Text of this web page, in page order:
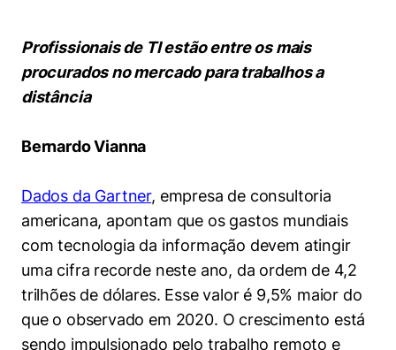
Todas as Engenharias
Engenharia de Computação
Engenharia Mecânica
Engenharia Mecatrônica
Direito
Economia
Finanças
Resolução Eficaz de Problemas
Trabalhe conosco
Sala de Imprensa
Pesquisa na Graduação
Youtube
Instagram
Linkedin
Direito
Áreas de Conhecimento
Prêmios de Excelência
Visite o Insper
Portal da Privacidade
Profissionais de TI estão entre os mais
procurados no mercado para trabalhos a
distância
Bernardo Vianna
Dados da Gartner, empresa de consultoria
americana, apontam que os gastos mundiais
com tecnologia da informação devem atingir
uma cifra recorde neste ano, da ordem de 4,2
trilhões de dólares. Esse valor é 9,5% maior do
que o observado em 2020. O crescimento está
sendo impulsionado pelo trabalho remoto e